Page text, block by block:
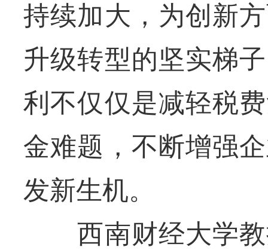
持续加大，为创新
升级转型的坚实梯
利不仅仅是减轻税
金难题，不断增强
发新生机。
西南财经大学教